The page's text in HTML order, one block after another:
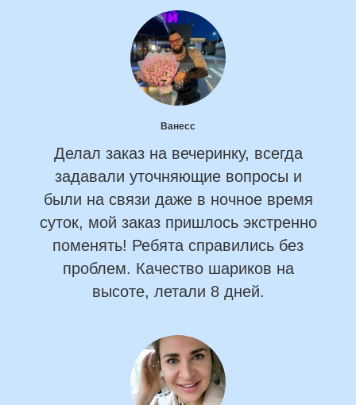
Ванесс
Делал заказ на вечеринку, всегда
задавали уточняющие вопросы и
были на связи даже в ночное время
суток, мой заказ пришлось экстренно
поменять! Ребята справились без
проблем. Качество шариков на
высоте, летали 8 дней.